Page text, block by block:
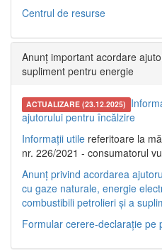
Centrul de resurse
Anunț important acordare
supliment pentru energie
ACTUALIZARE (23.12.2025)
ajutorului pentru încălzire
Informații utile referitoare la
nr. 226/2021 - consumatorul
Anunț privind acordarea
cu gaze naturale, energie
combustibili petrolieri și a
Formular cerere-declarație pe